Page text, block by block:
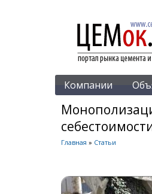
Компании
Главная » Статьи